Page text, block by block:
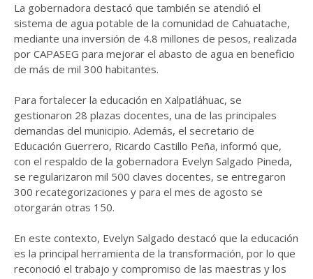
La gobernadora destacó que también se atendió el
sistema de agua potable de la comunidad de Cahuatache,
mediante una inversión de 4.8 millones de pesos, realizada
por CAPASEG para mejorar el abasto de agua en beneficio
de más de mil 300 habitantes.
Para fortalecer la educación en Xalpatláhuac, se
gestionaron 28 plazas docentes, una de las principales
demandas del municipio. Además, el secretario de
Educación Guerrero, Ricardo Castillo Peña, informó que,
con el respaldo de la gobernadora Evelyn Salgado Pineda,
se regularizaron mil 500 claves docentes, se entregaron
300 recategorizaciones y para el mes de agosto se
otorgarán otras 150.
En este contexto, Evelyn Salgado destacó que la educación
es la principal herramienta de la transformación, por lo que
reconoció el trabajo y compromiso de las maestras y los